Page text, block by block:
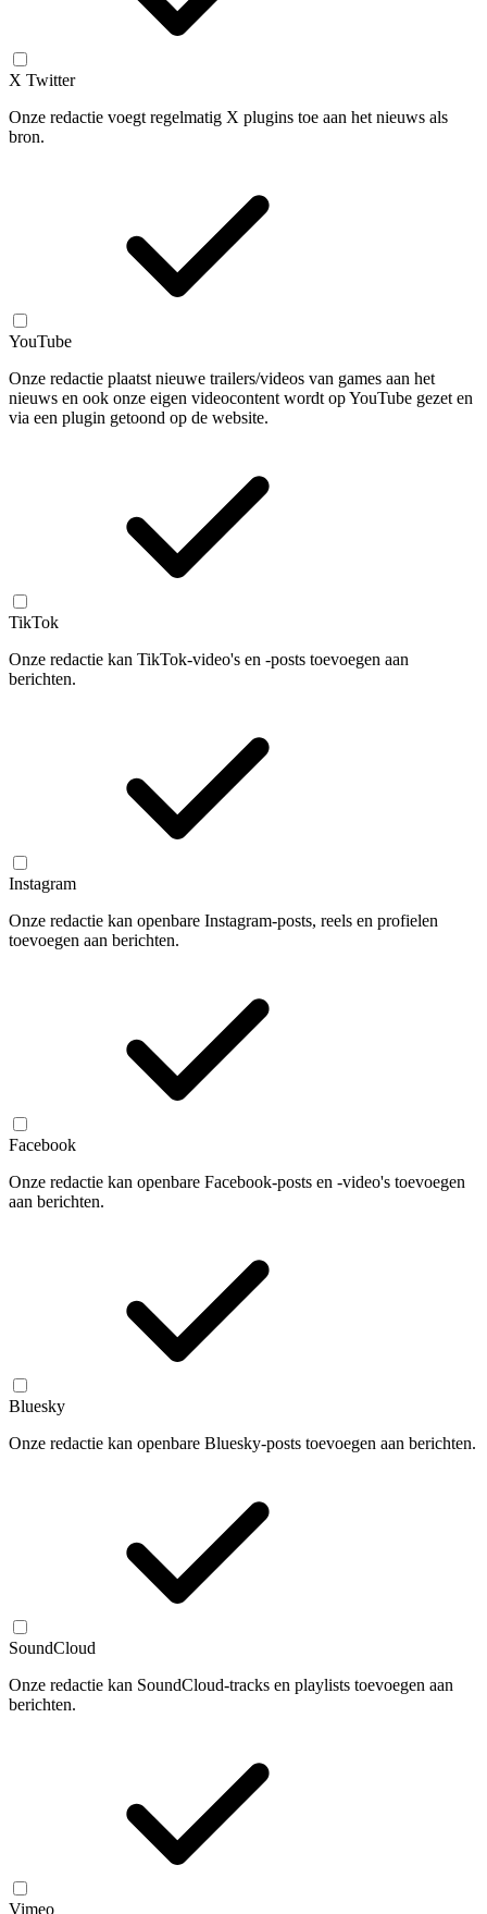
X Twitter
Onze redactie voegt regelmatig X plugins toe aan het nieuws als
bron.
YouTube
Onze redactie plaatst nieuwe trailers/videos van games aan het
nieuws en ook onze eigen videocontent wordt op YouTube gezet en
via een plugin getoond op de website.
TikTok
Onze redactie kan TikTok-video's en -posts toevoegen aan
berichten.
Instagram
Onze redactie kan openbare Instagram-posts, reels en profielen
toevoegen aan berichten.
Facebook
Onze redactie kan openbare Facebook-posts en -video's toevoegen
aan berichten.
Bluesky
Onze redactie kan openbare Bluesky-posts toevoegen aan berichten.
SoundCloud
Onze redactie kan SoundCloud-tracks en playlists toevoegen aan
berichten.
Vimeo